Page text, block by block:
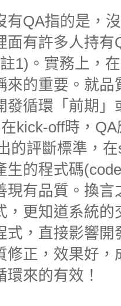
有QA指的是，
面有許多人持
1)。實務上，
來的重要。就
發循環「前期
kick-off時，
的評斷標準，
生的程式碼
現有品質。換
，更知道系統
式，直接影響
修正，效果好
來的有效！